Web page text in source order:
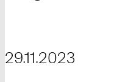
29.11.2023